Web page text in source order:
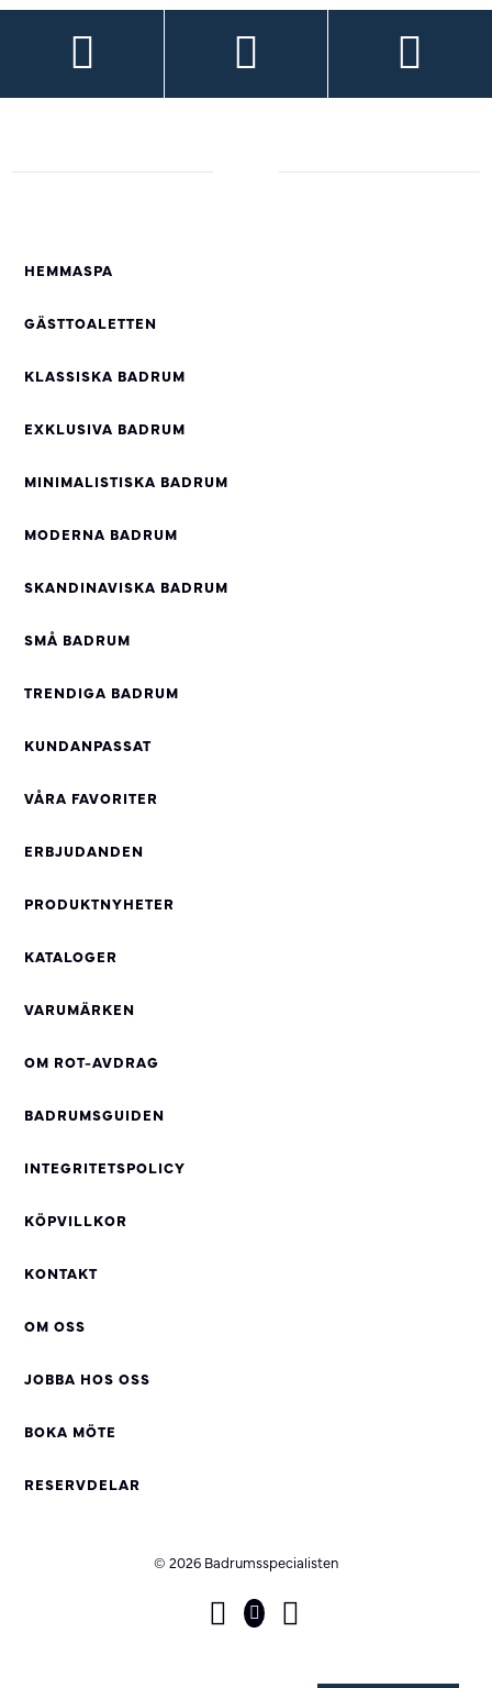
HEMMASPA
GÄSTTOALETTEN
KLASSISKA BADRUM
EXKLUSIVA BADRUM
MINIMALISTISKA BADRUM
MODERNA BADRUM
SKANDINAVISKA BADRUM
SMÅ BADRUM
TRENDIGA BADRUM
KUNDANPASSAT
VÅRA FAVORITER
ERBJUDANDEN
PRODUKTNYHETER
KATALOGER
VARUMÄRKEN
OM ROT-AVDRAG
BADRUMSGUIDEN
INTEGRITETSPOLICY
KÖPVILLKOR
KONTAKT
OM OSS
JOBBA HOS OSS
BOKA MÖTE
RESERVDELAR
© 2026 Badrumsspecialisten